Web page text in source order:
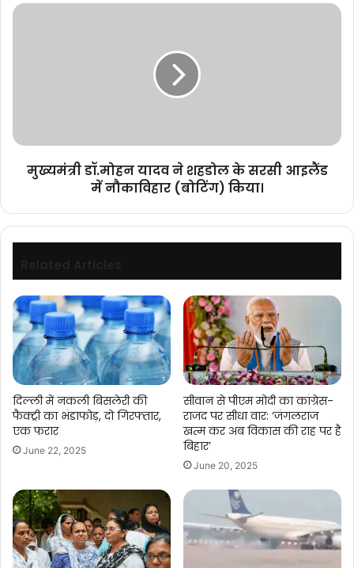
मुख्यमंत्री
में
(बोटिंग)
मुख्यमंत्री डॉ.मोहन यादव ने शहडोल के सरसी आइलैंड
में नौकाविहार (बोटिंग) किया।
दिल्ली में नकली बिसलेरी की
फैक्ट्री का भंडाफोड़, दो गिरफ्तार,
एक फरार
June 22, 2025
सीवान से पीएम मोदी का कांग्रेस-
राजद पर सीधा वार: ‘जंगलराज
खत्म कर अब विकास की राह पर है
बिहार’
June 20, 2025